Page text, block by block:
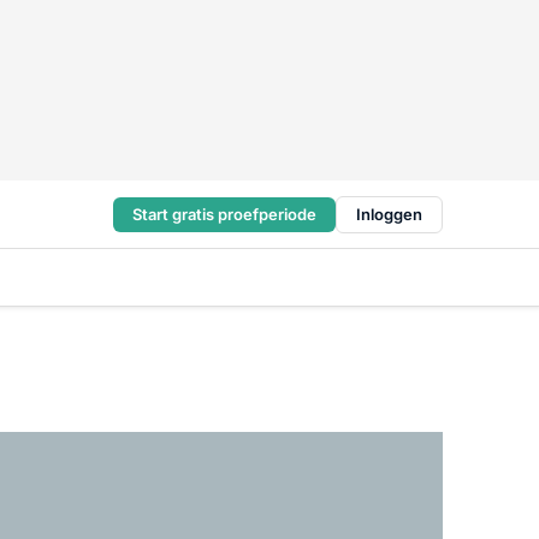
Start gratis proefperiode Inloggen